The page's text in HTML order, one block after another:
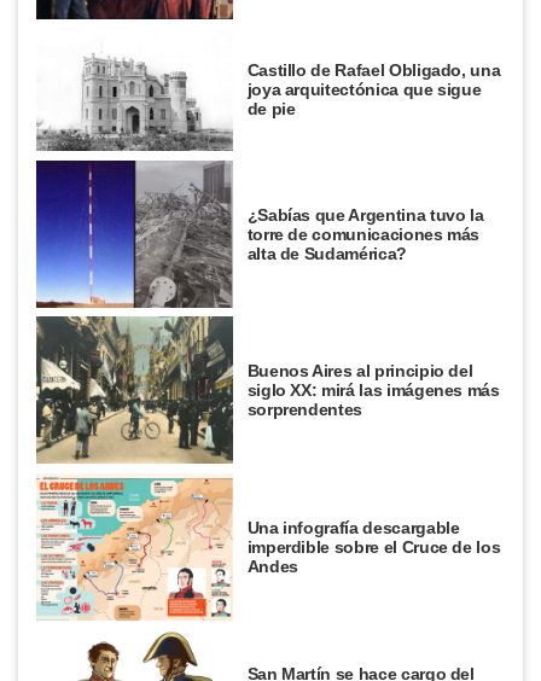
Castillo de Rafael Obligado, una
joya arquitectónica que sigue
de pie
¿Sabías que Argentina tuvo la
torre de comunicaciones más
alta de Sudamérica?
Buenos Aires al principio del
siglo XX: mirá las imágenes más
sorprendentes
Una infografía descargable
imperdible sobre el Cruce de los
Andes
San Martín se hace cargo del